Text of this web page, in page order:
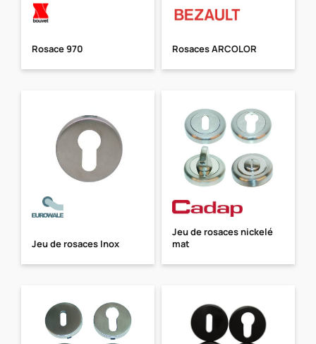
Rosace 970 Rosaces ARCOLOR
Jeu de rosaces Inox
Jeu de rosaces nickelé
mat